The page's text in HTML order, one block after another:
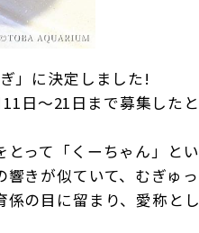
」に決定しました!
日～21日まで募集したと
って「くーちゃん」とい
きが似ていて、むぎゅっ
の目に留まり、愛称とし